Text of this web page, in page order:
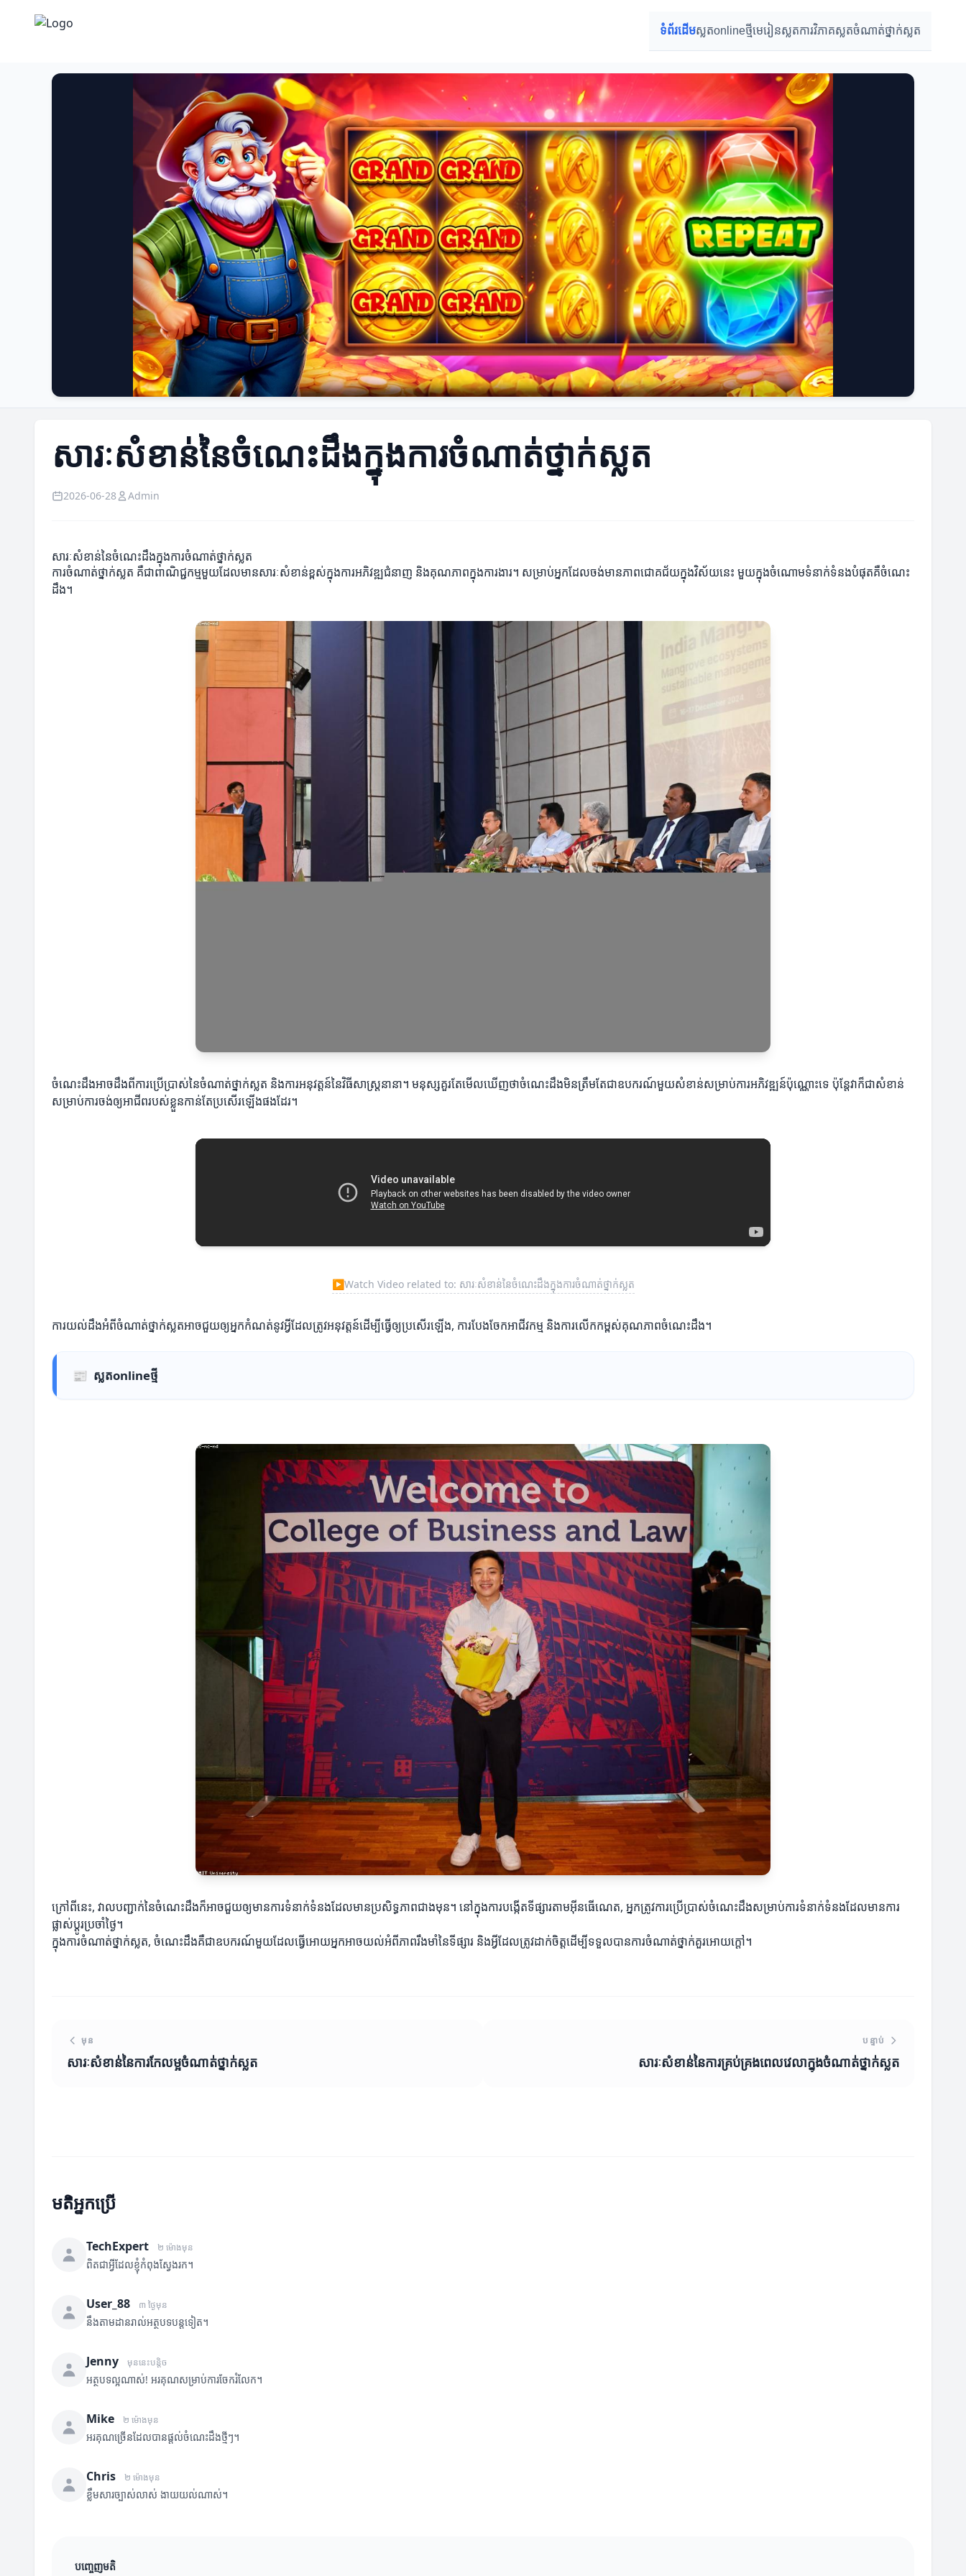
ទំព័រដើមស្លតonlineថ្មីមេរៀនស្លតការវិភាគស្លតចំណាត់ថ្នាក់ស្លត
សារៈសំខាន់នៃចំណេះដឹងក្នុងការចំណាត់ថ្នាក់ស្លត
2026-06-28 Admin
សារៈសំខាន់នៃចំណេះដឹងក្នុងការចំណាត់ថ្នាក់ស្លត
ការចំណាត់ថ្នាក់ស្លត គឺជាពាណិជ្ជកម្មមួយដែលមានសារៈសំខាន់ខ្ពស់ក្នុងការអភិវឌ្ឍជំនាញ និងគុណភាពក្នុងការងារ។ សម្រាប់អ្នកដែលចង់មានភាពជោគជ័យក្នុងវិស័យនេះ មួយក្នុងចំណោមទំនាក់ទំនងបំផុតគឺចំណេះ
ដឹង។
ចំណេះដឹងអាចដឹងពីការប្រើប្រាស់នៃចំណាត់ថ្នាក់ស្លត និងការអនុវត្តន៍នៃវិធីសាស្ត្រនានា។ មនុស្សគួរតែមើលឃើញថាចំណេះដឹងមិនត្រឹមតែជាឧបករណ៍មួយសំខាន់សម្រាប់ការអភិវឌ្ឍន៍ប៉ុណ្ណោះទេ ប៉ុន្តែវាក៏ជាសំខាន់
សម្រាប់ការចង់ឲ្យអាជីពរបស់ខ្លួនកាន់តែប្រសើរឡើងផងដែរ។
▶Watch Video related to: សារៈសំខាន់នៃចំណេះដឹងក្នុងការចំណាត់ថ្នាក់ស្លត
ការយល់ដឹងអំពីចំណាត់ថ្នាក់ស្លតអាចជួយឲ្យអ្នកកំណត់នូវអ្វីដែលត្រូវអនុវត្តន៍ដើម្បីធ្វើឲ្យប្រសើរឡើង, ការបែងចែកអាជីវកម្ម និងការលើកកម្ពស់គុណភាពចំណេះដឹង។
📰 ស្លតonlineថ្មី
ក្រៅពីនេះ, វាលបញ្ជាក់នៃចំណេះដឹងក៏អាចជួយឲ្យមានការទំនាក់ទំនងដែលមានប្រសិទ្ធភាពជាងមុន។ នៅក្នុងការបង្កើតទីផ្សារតាមអ៊ីនធើណេត, អ្នកត្រូវការប្រើប្រាស់ចំណេះដឹងសម្រាប់ការទំនាក់ទំនងដែលមានការ
ផ្លាស់ប្តូរប្រចាំថ្ងៃ។
ក្នុងការចំណាត់ថ្នាក់ស្លត, ចំណេះដឹងគឺជាឧបករណ៍មួយដែលធ្វើអោយអ្នកអាចយល់អំពីភាពរឹងមាំនៃទីផ្សារ និងអ្វីដែលត្រូវដាក់ចិត្ដដើម្បីទទួលបានការចំណាត់ថ្នាក់គួរអោយក្តៅ។
មុន
សារៈសំខាន់នៃការកែលម្អចំណាត់ថ្នាក់ស្លត
បន្ទាប់
សារៈសំខាន់នៃការគ្រប់គ្រងពេលវេលាក្នុងចំណាត់ថ្នាក់ស្លត
មតិអ្នកប្រើ
TechExpert ២ ម៉ោងមុន
ពិតជាអ្វីដែលខ្ញុំកំពុងស្វែងរក។
User_88 ៣ ថ្ងៃមុន
នឹងតាមដានរាល់អត្ថបទបន្តទៀត។
Jenny មុននេះបន្តិច
អត្ថបទល្អណាស់! អរគុណសម្រាប់ការចែករំលែក។
Mike ២ ម៉ោងមុន
អរគុណច្រើនដែលបានផ្តល់ចំណេះដឹងថ្មីៗ។
Chris ២ ម៉ោងមុន
ខ្លឹមសារច្បាស់លាស់ ងាយយល់ណាស់។
បញ្ចេញមតិ